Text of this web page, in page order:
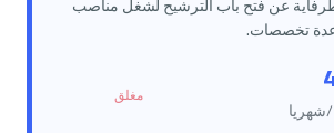
تخصصات.
/شهريا
مغلق